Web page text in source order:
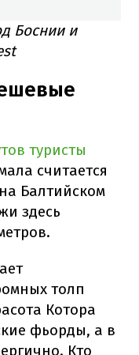
Боснии и
туристы
считается
Балтийском
здесь
толп
Котора
фьорды, а в
Кто